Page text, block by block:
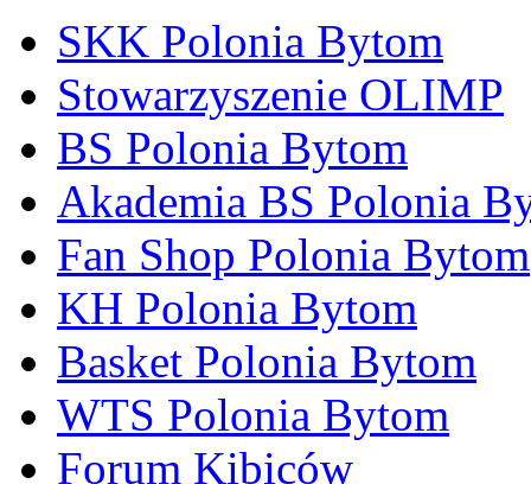
SKK Polonia Bytom
Stowarzyszenie OLIMP
BS Polonia Bytom
Akademia BS Polonia
Fan Shop Polonia Bytom
KH Polonia Bytom
Basket Polonia Bytom
WTS Polonia Bytom
Forum Kibiców